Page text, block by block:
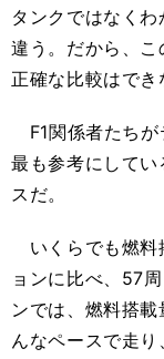
タンクではなく
違う。だから、
正確な比較はでき
F1関係者たちが
最も参考にして
スだ。
いくらでも燃料
ョンに比べ、57
ンでは、燃料搭
んなペースで走